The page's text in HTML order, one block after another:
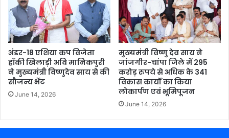
अंडर-18 एशिया कप विजेता
हॉकी खिलाड़ी अवि मानिकपुरी
ने मुख्यमंत्री विष्णुदेव साय से की
सौजन्य भेंट
June 14, 2026
मुख्यमंत्री विष्णु देव साय ने
जांजगीर-चांपा जिले में 295
करोड़ रुपये से अधिक के 341
विकास कार्यों का किया
लोकार्पण एवं भूमिपूजन
June 14, 2026